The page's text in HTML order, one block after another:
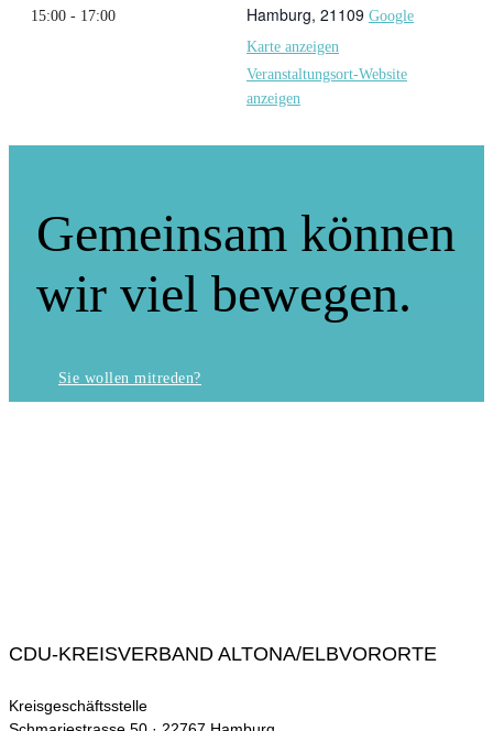
15:00 - 17:00
Hamburg, 21109 Google
Karte anzeigen
Veranstaltungsort-Website
anzeigen
Gemeinsam können
wir viel bewegen.
Sie wollen mitreden?
CDU-KREISVERBAND ALTONA/ELBVORORTE
Kreisgeschäftsstelle